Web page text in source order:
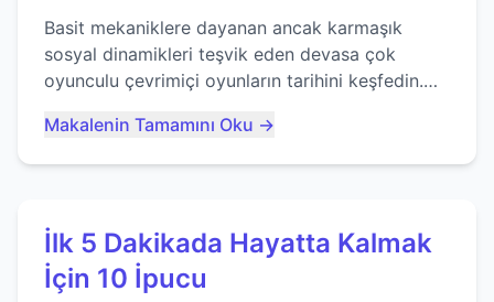
Basit mekaniklere dayanan ancak karmaşık
sosyal dinamikleri teşvik eden devasa çok
oyunculu çevrimiçi oyunların tarihini keşfedin.
Makalenin Tamamını Oku →
İlk 5 Dakikada Hayatta Kalmak
İçin 10 İpucu